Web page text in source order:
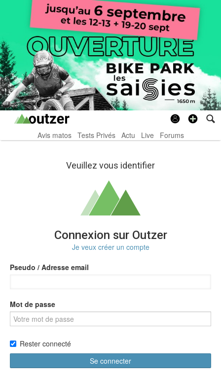
Avis matos Tests Privés Actu Live Forums
Veuillez vous identifier
Connexion sur Outzer
Je veux créer un compte
Pseudo / Adresse email
Mot de passe
Rester connecté
Se connecter